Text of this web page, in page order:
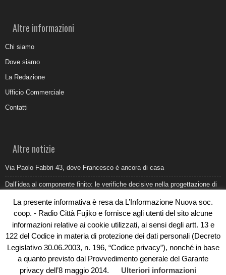
Altre informazioni
Chi siamo
Dove siamo
La Redazione
Ufficio Commerciale
Contatti
Altre notizie
Via Paolo Fabbri 43, dove Francesco è ancora di casa
Dall’idea al componente finito: le verifiche decisive nella progettazione di
Belvedere Marittimo e il report ARPACAL 2026 sulla qualità del mare
Come organizzare e allestire una camera ardente per l’ultimo saluto
Umidità di risalita in casa, come riconoscere i segnali veri
La presente informativa è resa da L’Informazione Nuova soc.
coop. - Radio Città Fujiko e fornisce agli utenti del sito alcune
informazioni relative ai cookie utilizzati, ai sensi degli artt. 13 e
122 del Codice in materia di protezione dei dati personali (Decreto
Legislativo 30.06.2003, n. 196, “Codice privacy”), nonché in base
a quanto previsto dal Provvedimento generale del Garante
privacy dell’8 maggio 2014.
Ulteriori informazioni